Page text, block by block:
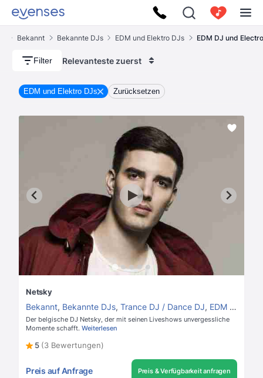
Bekannt Bekannte DJs EDM und Elektro DJs EDM DJ und
Filter Relevanteste zuerst
EDM und Elektro DJs Zurücksetzen
Netsky
Bekannt, Bekannte DJs, Trance DJ / Dance DJ, EDM und Elektro DJs
Der belgische DJ Netsky, der mit seinen Liveshows unvergessliche
Momente schafft. Weiterlesen
5 (3 Bewertungen)
Preis auf Anfrage Preis & Verfügbarkeit anfragen